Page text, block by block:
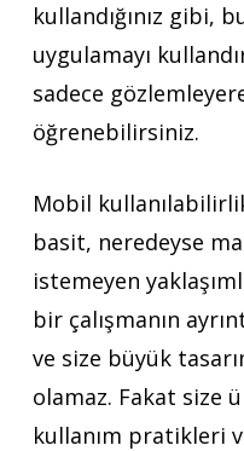
kullandığınız gibi,
uygulamayı
sadece
öğrenebilirsiniz.
Mobil
basit, neredeyse
istemeyen
bir çalışmanın
ve size büyük
olamaz. Fakat size
kullanım pratikleri